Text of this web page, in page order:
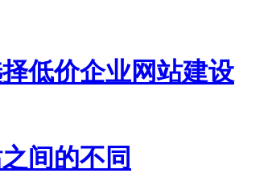
低价企业网站建设
间的不同